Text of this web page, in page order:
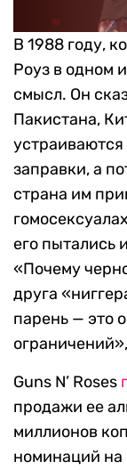
В 1988 году,
Роуз в одном
смысл. Он
Пакистана,
устраиваются
заправки, а
страна им
его пытались
«Почему
друга
парень — это
Guns N’ Roses
продажи ее
миллионов
номинаций